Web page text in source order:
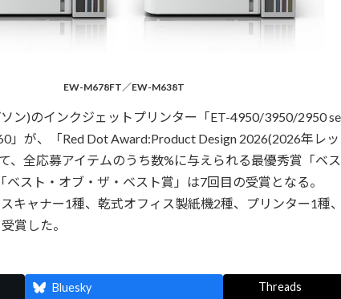
EW-M678FT／EW-M638T
ン)のインクジェットプリンター「ET-4950/3950/2950
」が、「Red Dot Award:Product Design 2026(2026年レ
、全応募アイテムのうち数%に与えられる最優秀賞「ベ
スト・オブ・ザ・ベスト賞」は7回目の受賞となる。
キャナー1種、乾式オフィス製紙機2種、プリンター1種
賞した。
Bluesky Threads